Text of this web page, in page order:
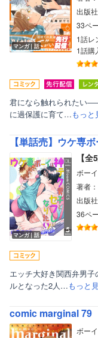
マンガ｜話
出版
33ペ
1話レ
1話購
君になら触れられたい
に過保護に育て…もっと
マンガ｜話
【全
ボー
著者
出版
36ペ
エッチ大好き関西弁男
ルとなった2人…もっと
comic marginal 79
ボー
ボーイズラブ
ティーンズ
美女・美少女
女性写真集